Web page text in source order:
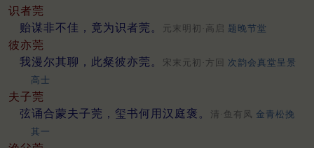
识者莞
贻谋非不佳，竟为识者莞。
元末明初·高启 题晚节堂
彼亦莞
我漫尔其聊，此粲彼亦莞。
宋末元初·方回 次韵会真堂呈景
高士
夫子莞
弦诵合蒙夫子莞，玺书何用汉庭褒。
清·鱼有凤 金青松挽
其一